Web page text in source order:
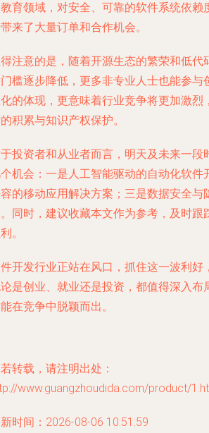
育领域，对安全、可靠的软件系统依赖
来了大量订单和合作机会。
注意的是，随着开源生态的繁荣和低代
槛逐步降低，更多非专业人士也能参与
的体现，更意味着行业竞争将更加激烈
积累与知识产权保护。
投资者和从业者而言，明天及未来一段
机会：一是人工智能驱动的自动化软件
的移动应用解决方案；三是数据安全与
同时，建议收藏本文作为参考，及时跟
。
开发行业正站在风口，抓住这一波利好
是创业、就业还是投资，都值得深入布
在竞争中脱颖而出。
转载，请注明出处：
www.guangzhoudida.com/product/
时间：2026-08-06 10:51:59